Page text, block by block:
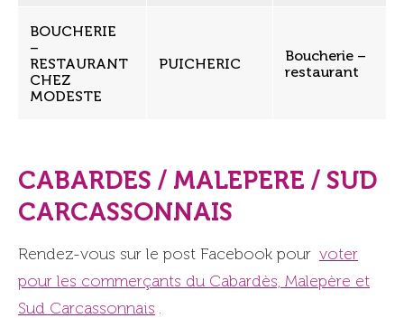
BOUCHERIE
–
RESTAURANT
CHEZ
MODESTE
PUICHERIC
Boucherie –
restaurant
CABARDES / MALEPERE / SUD
CARCASSONNAIS
Rendez-vous sur le post Facebook pour voter
pour les commerçants du Cabardès, Malepère et
Sud Carcassonnais .